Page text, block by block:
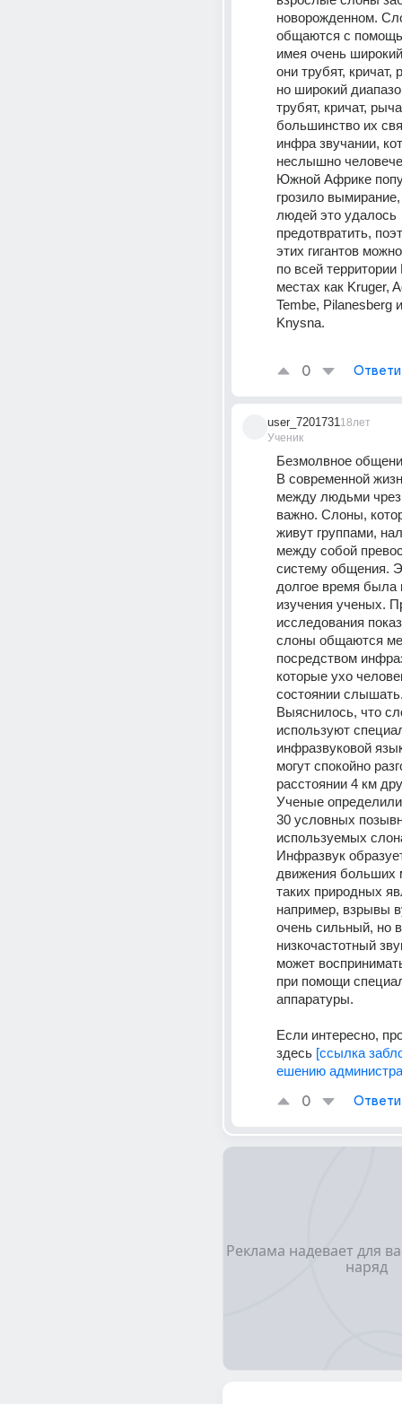
новорожденном.
общаются с
имея очень
они трубят, кричат,
но широкий
трубят, кричат,
большинство их
инфра звучании,
неслышно
Южной Африке
грозило
людей это удалось
предотвратить,
этих гигантов
по всей
местах как Kruger,
Tembe, Pilanesberg
Knysna.
0
user_7201731
Ученик
18лет
Безмолвное
В современной
между людьми
важно. Слоны,
живут группами,
между собой
систему общения.
долгое время была
изучения ученых.
исследования
слоны общаются
посредством
которые ухо
состоянии
Выяснилось, что
используют
инфразвуковой
могут спокойно
расстоянии 4 км
Ученые
30 условных
используемых
Инфразвук
движения больших
таких природных
например, взрывы
очень сильный, но
низкочастотный
может
при помощи
аппаратуры.
Если интересно,
здесь [ссылка
ешению
0